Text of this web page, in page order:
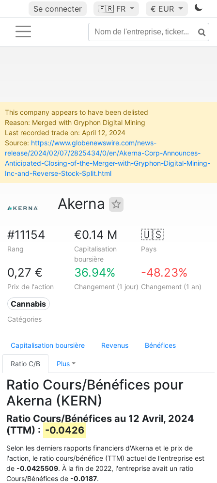
Se connecter 🇫🇷 FR € EUR
This company appears to have been delisted
Reason: Merged with Gryphon Digital Mining
Last recorded trade on: April 12, 2024
Source: https://www.globenewswire.com/news-
release/2024/02/07/2825434/0/en/Akerna-Corp-Announces-
Anticipated-Closing-of-the-Merger-with-Gryphon-Digital-Mining-
Inc-and-Reverse-Stock-Split.html
Akerna
#11154
Rang
€0.14 M
Capitalisation
boursière
🇺🇸
Pays
0,27 €
Prix de l'action
36.94%
Changement (1 jour)
-48.23%
Changement (1 an)
Cannabis
Catégories
Capitalisation boursière Revenus Bénéfices
Ratio C/B Plus
Ratio Cours/Bénéfices pour
Akerna (KERN)
Ratio Cours/Bénéfices au 12 Avril, 2024
(TTM) : -0.0426
Selon les derniers rapports financiers d'Akerna et le prix de
l'action, le ratio cours/bénéfice (TTM) actuel de l'entreprise est
de -0.0425509. À la fin de 2022, l'entreprise avait un ratio
Cours/Bénéfices de -0.0187.